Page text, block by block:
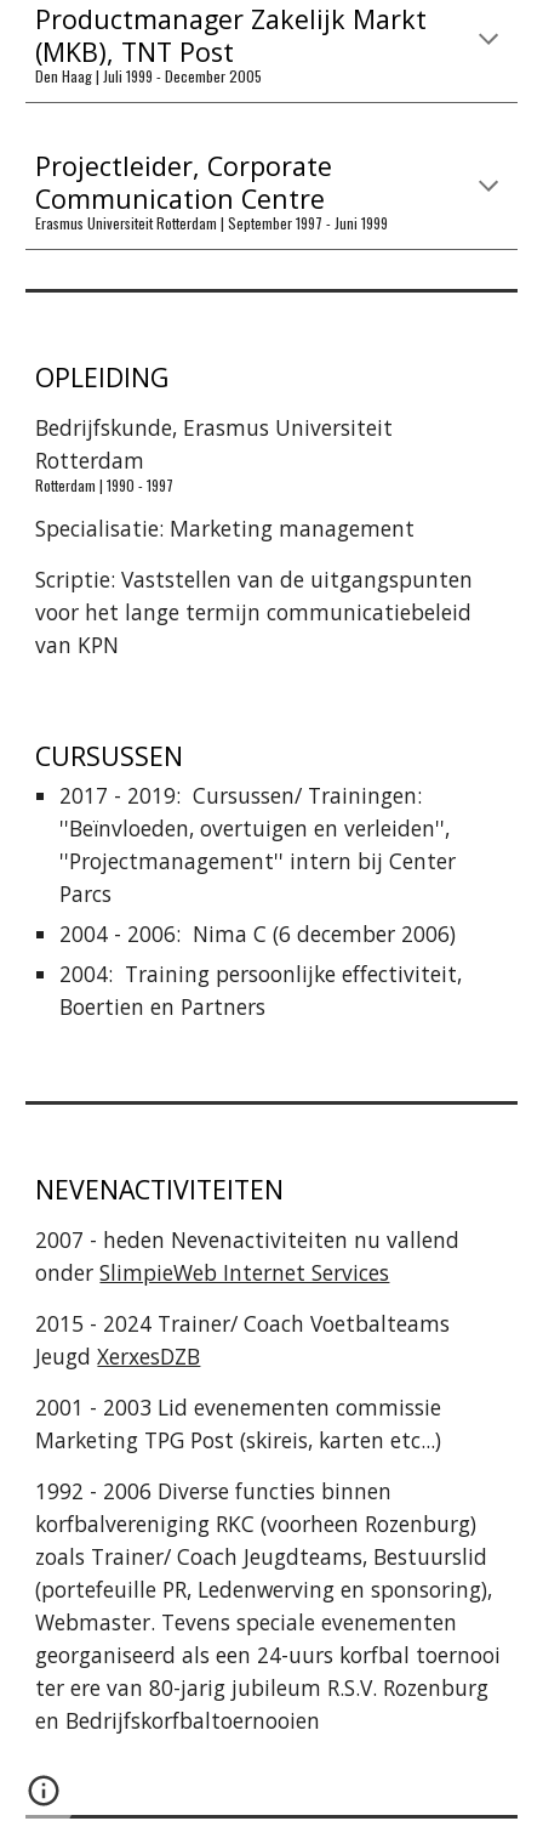
Productmanager Zakelijk Markt
(MKB), TNT Post
Den Haag | Juli 1999 - December 2005
Projectleider, Corporate
Communication Centre
Erasmus Universiteit Rotterdam | September 1997 - Juni 1999
OPLEIDING
Bedrijfskunde, Erasmus Universiteit
Rotterdam
Rotterdam | 1990 - 1997
Specialisatie: Marketing management
Scriptie: Vaststellen van de uitgangspunten
voor het lange termijn communicatiebeleid
van KPN
CURSUSSEN
2017 - 2019: Cursussen/ Trainingen:
''Beïnvloeden, overtuigen en verleiden'',
''Projectmanagement'' intern bij Center
Parcs
2004 - 2006: Nima C (6 december 2006)
2004: Training persoonlijke effectiviteit,
Boertien en Partners
NEVENACTIVITEITEN
2007 - heden Nevenactiviteiten nu vallend
onderSlimpieWeb Internet Services
2015 - 2024 Trainer/ Coach Voetbalteams
JeugdXerxesDZB
2001 - 2003 Lid evenementen commissie
Marketing TPG Post (skireis, karten etc...)
1992 - 2006 Diverse functies binnen
korfbalvereniging RKC (voorheen Rozenburg)
zoals Trainer/ Coach Jeugdteams, Bestuurslid
(portefeuille PR, Ledenwerving en sponsoring),
Webmaster. Tevens speciale evenementen
georganiseerd als een 24-uurs korfbal toernooi
ter ere van 80-jarig jubileum R.S.V. Rozenburg
en Bedrijfskorfbaltoernooien